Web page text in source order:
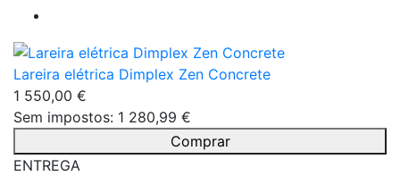
Lareira elétrica Dimplex Zen Concrete
1 550,00 €
Sem impostos: 1 280,99 €
Comprar
ENTREGA